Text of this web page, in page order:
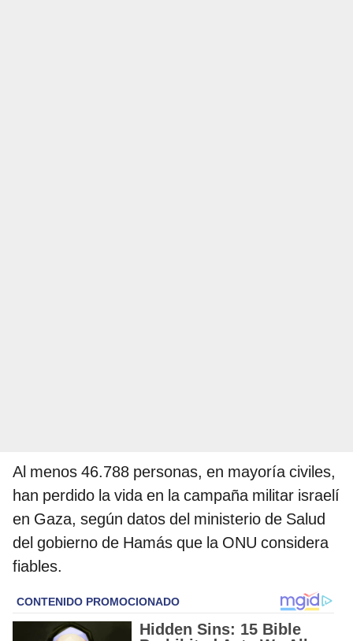
Al menos 46.788 personas, en mayoría civiles,
han perdido la vida en la campaña militar israelí
en Gaza, según datos del ministerio de Salud
del gobierno de Hamás que la ONU considera
fiables.